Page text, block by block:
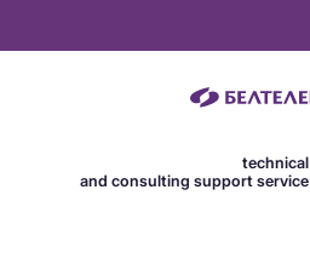
technical
and consulting support service